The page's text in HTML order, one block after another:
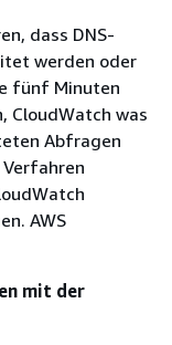
dass DNS-
werden oder
fünf Minuten
CloudWatch was
Abfragen
AWS
mit der